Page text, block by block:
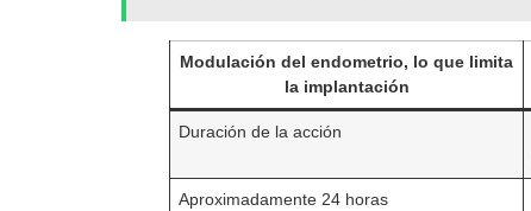
Modulación del endometrio, lo que limita
la implantación
Duración de la acción
Aproximadamente 24 horas